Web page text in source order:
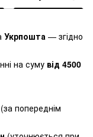
Укрпошта — згідно
на суму від 4500
(за попереднім